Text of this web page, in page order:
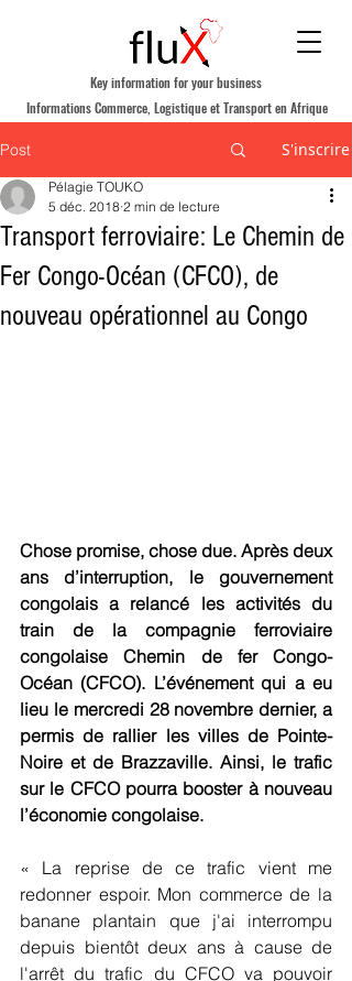
Informations Commerce, Logistique et Transport en Afrique
Key information for your business
Post S'inscrire
Transport ferroviaire: Le Chemin de
Fer Congo-Océan (CFCO), de
nouveau opérationnel au Congo
Pélagie TOUKO
5 déc. 2018 2 min de lecture
Chose promise, chose due. Après deux
ans d’interruption, le gouvernement
congolais a relancé les activités du
train de la compagnie ferroviaire
congolaise Chemin de fer Congo-
Océan (CFCO). L’événement qui a eu
lieu le mercredi 28 novembre dernier, a
permis de rallier les villes de Pointe-
Noire et de Brazzaville. Ainsi, le trafic
sur le CFCO pourra booster à nouveau
l’économie congolaise.
« La reprise de ce trafic vient me
redonner espoir. Mon commerce de la
banane plantain que j'ai interrompu
depuis bientôt deux ans à cause de
l'arrêt du trafic du CFCO va pouvoir